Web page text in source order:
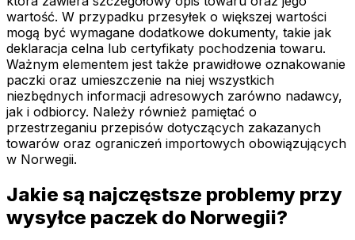
wartość. W przypadku przesyłek o większej wartości
mogą być wymagane dodatkowe dokumenty, takie jak
deklaracja celna lub certyfikaty pochodzenia towaru.
Ważnym elementem jest także prawidłowe oznakowanie
paczki oraz umieszczenie na niej wszystkich
niezbędnych informacji adresowych zarówno nadawcy,
jak i odbiorcy. Należy również pamiętać o
przestrzeganiu przepisów dotyczących zakazanych
towarów oraz ograniczeń importowych obowiązujących
w Norwegii.
Jakie są najczęstsze problemy przy
wysyłce paczek do Norwegii?